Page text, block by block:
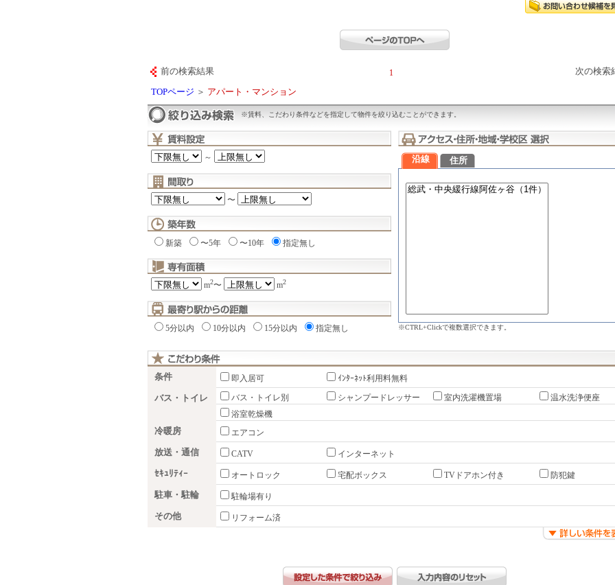
前の検索結果 1 次の検
TOPページ ＞ アパート・マンション
※賃料、こだわり条件などを指定して物件を絞り込むことができます。
～
〜
新築 〜5年 〜10年 指定無し
m2〜 m2
5分以内 10分以内 15分以内 指定無し
沿線 住所
※CTRL+Clickで複数選択できます。
条件 即入居可 ｲﾝﾀｰﾈｯﾄ利用料無料
バス・トイレ バス・トイレ別 シャンプードレッサー 室内洗濯機置場
温水洗浄便座
浴室乾燥機
冷暖房 エアコン
放送・通信 CATV インターネット
ｾｷｭﾘﾃｨｰ オートロック 宅配ボックス TVドアホン付き 防犯鍵
駐車・駐輪 駐輪場有り
その他 リフォーム済